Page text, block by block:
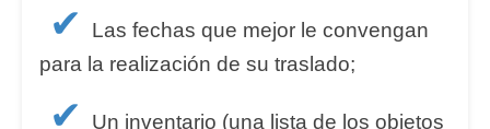
✔
Las fechas que mejor le convengan
para la realización de su traslado;
✔
Un inventario (una lista de los objetos